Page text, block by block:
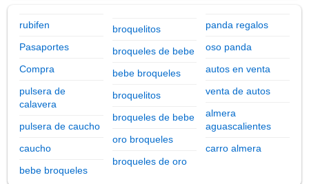
rubifen
Pasaportes
Compra
pulsera de
calavera
pulsera de caucho
caucho
bebe broqueles
broquelitos
broqueles de bebe
bebe broqueles
broquelitos
broqueles de bebe
oro broqueles
broqueles de oro
panda regalos
oso panda
autos en venta
venta de autos
almera
aguascalientes
carro almera